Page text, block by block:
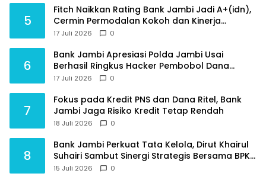
5
Fitch Naikkan Rating Bank Jambi Jadi A+(idn),
Cermin Permodalan Kokoh dan Kinerja
Keuangan Sehat
17 Juli 2026 0
6
Bank Jambi Apresiasi Polda Jambi Usai
Berhasil Ringkus Hacker Pembobol Dana
Nasabah
17 Juli 2026 0
7
Fokus pada Kredit PNS dan Dana Ritel, Bank
Jambi Jaga Risiko Kredit Tetap Rendah
18 Juli 2026 0
8
Bank Jambi Perkuat Tata Kelola, Dirut Khairul
Suhairi Sambut Sinergi Strategis Bersama BPKP
Jambi
15 Juli 2026 0